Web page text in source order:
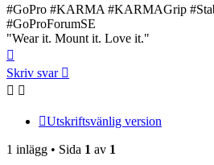
‪#‎GoPro‬ ‪#‎KARMA #KARMAGrip
‪#‎GoProForumSE‬
"Wear it. Mount it. Love it."
Skriv svar
Utskriftsvänlig version
1 inlägg • Sida 1 av 1